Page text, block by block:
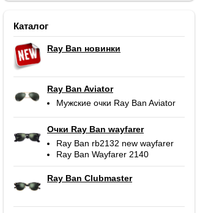
Каталог
Ray Ban новинки
Ray Ban Aviator
Мужские очки Ray Ban Aviator
Очки Ray Ban wayfarer
Ray Ban rb2132 new wayfarer
Ray Ban Wayfarer 2140
Ray Ban Clubmaster